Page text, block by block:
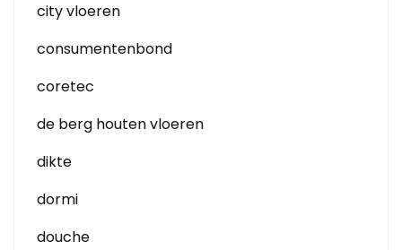
city vloeren
consumentenbond
coretec
de berg houten vloeren
dikte
dormi
douche